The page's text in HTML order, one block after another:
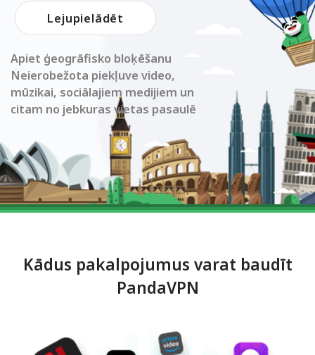
Lejupielādēt
Apiet ģeogrāfisko bloķēšanu
Neierobežota piekļuve video,
mūzikai, sociālajiem medijiem un
citam no jebkuras vietas pasaulē
Kādus pakalpojumus varat baudīt
PandaVPN